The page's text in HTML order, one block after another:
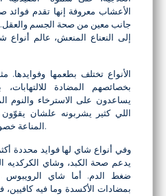
الأعشاب معروفة إنها تقدم فوائد
جانب معين من صحة الجسم والعقل.
إلى النعناع المنعش، عالم
الأنواع تختلف بطعمها وفوايدها.
بخصائصهم المضادة للالتهابات،
يساعدون على الاسترخاء والنوم
المناعة خصوصاً وقت نزلات البرد والإنفلونزا.
وفي أنواع شاي لها فوايد محددة
يدعم صحة الكبد، وشاي
ضغط الدم. أما شاي الرويبوس
بمضادات الأكسدة وما فيه